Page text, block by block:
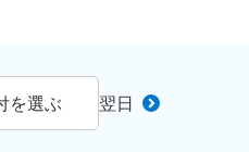
を選ぶ 翌日